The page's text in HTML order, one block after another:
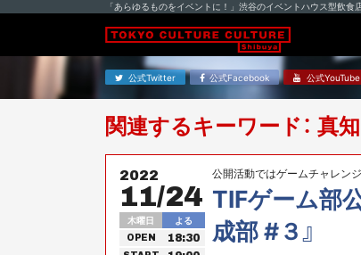
「あらゆるものをイベントに！」渋谷のイベントハウス型飲食
公式Twitter 公式Facebook 公式YouTube
関連するキーワード： 真
2022
11/24
木曜日 よる
OPEN 18:30
公開活動ではゲームチャレン
て参ります！！
TIFゲーム部
成部 #３』